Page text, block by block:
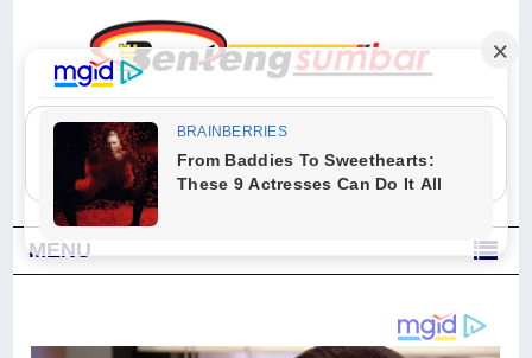
"Sesungguhnya Allah dan para malaikat-Nya berselawat untuk Nabi.
Wahai orang-orang yang beriman, berselawatlah kamu untuk Nabi dan
ucapkanlah salam dengan penuh penghormatan kepadanya." (Qs. Al
Ahzab Ayat 56)
MENU